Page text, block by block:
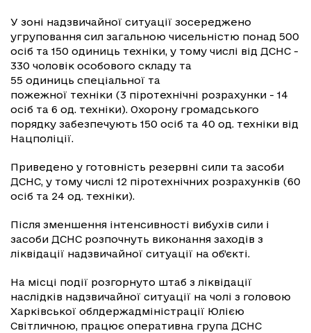
У зоні надзвичайної ситуації зосереджено
угруповання сил загальною чисельністю понад 500
осіб та 150 одиниць техніки, у тому числі від ДСНС -
330 чоловік особового складу та
55 одиниць спеціальної та
пожежної техніки (3 піротехнічні розрахунки - 14
осіб та 6 од. техніки). Охорону громадського
порядку забезпечують 150 осіб та 40 од. техніки від
Нацполіції.
Приведено у готовність резервні сили та засоби
ДСНС, у тому числі 12 піротехнічних розрахунків (60
осіб та 24 од. техніки).
Після зменшення інтенсивності вибухів сили і
засоби ДСНС розпочнуть виконання заходів з
ліквідації надзвичайної ситуації на об’єкті.
На місці події розгорнуто штаб з ліквідації
наслідків надзвичайної ситуації на чолі з головою
Харківської облдержадміністрації Юлією
Світличною, працює оперативна група ДСНС